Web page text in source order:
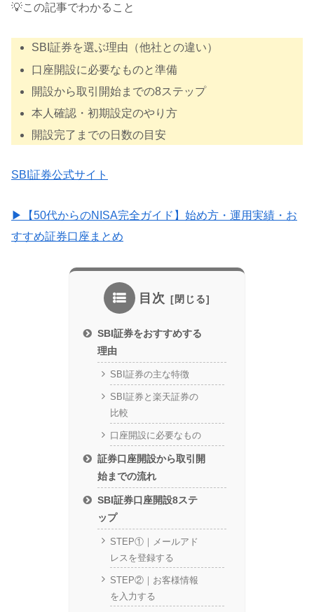
💡この記事でわかること
SBI証券を選ぶ理由（他社との違い）
口座開設に必要なものと準備
開設から取引開始までの8ステップ
本人確認・初期設定のやり方
開設完了までの日数の目安
SBI証券公式サイト
▶【50代からのNISA完全ガイド】始め方・運用実績・お
すすめ証券口座まとめ
目次
SBI証券をおすすめする
理由
SBI証券の主な特徴
SBI証券と楽天証券の
比較
口座開設に必要なもの
証券口座開設から取引開
始までの流れ
SBI証券口座開設8ステ
ップ
STEP①｜メールアド
レスを登録する
STEP②｜お客様情報
を入力する